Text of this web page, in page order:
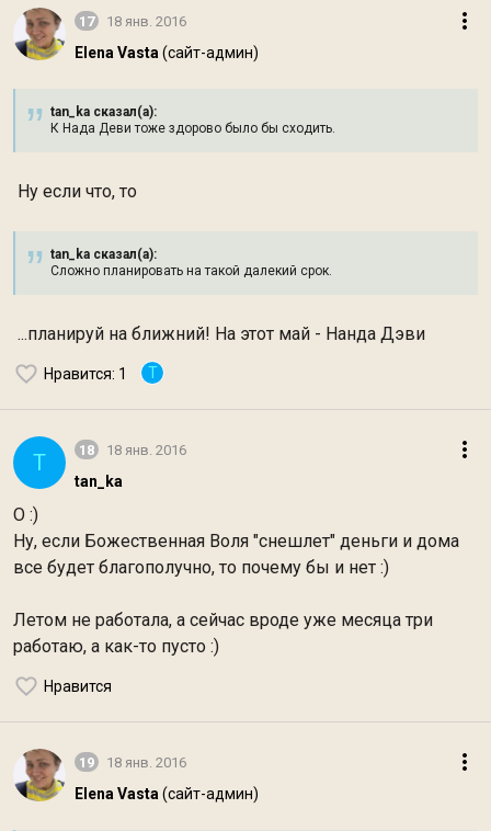
17 18 янв. 2016
Elena Vasta (сайт-админ)
tan_ka сказал(а):
К Нада Деви тоже здорово было бы сходить.
Ну если что, то
tan_ka сказал(а):
Сложно планировать на такой далекий срок.
...планируй на ближний! На этот май - Нанда Дэви
Нравится: 1 T
T 18 18 янв. 2016
tan_ka
О :)
Ну, если Божественная Воля "снешлет" деньги и дома
все будет благополучно, то почему бы и нет :)
Летом не работала, а сейчас вроде уже месяца три
работаю, а как-то пусто :)
Нравится
19 18 янв. 2016
Elena Vasta (сайт-админ)